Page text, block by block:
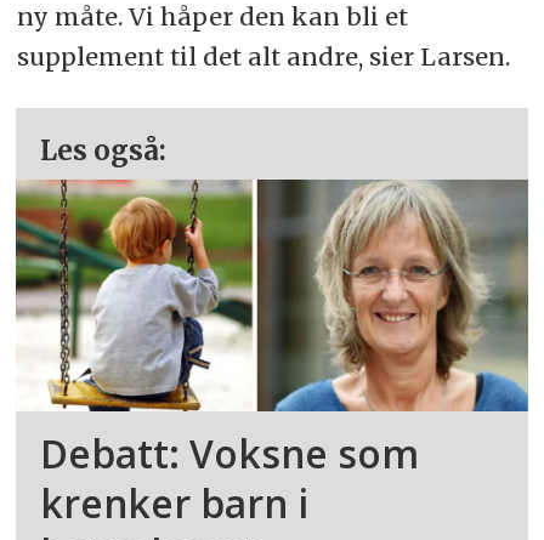
ny måte. Vi håper den kan bli et
supplement til det alt andre, sier Larsen.
Les også:
Debatt: Voksne som
krenker barn i